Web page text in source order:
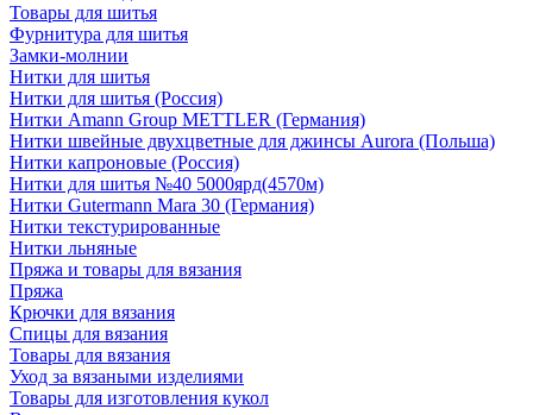
Товары для шитья
Фурнитура для шитья
Замки-молнии
Нитки для шитья
Нитки для шитья (Россия)
Нитки Amann Group METTLER (Германия)
Нитки швейные двухцветные для джинсы Aurora (Польша)
Нитки капроновые (Россия)
Нитки для шитья №40 5000ярд(4570м)
Нитки Gutermann Mara 30 (Германия)
Нитки текстурированные
Нитки льняные
Пряжа и товары для вязания
Пряжа
Крючки для вязания
Спицы для вязания
Товары для вязания
Уход за вязаными изделиями
Товары для изготовления кукол